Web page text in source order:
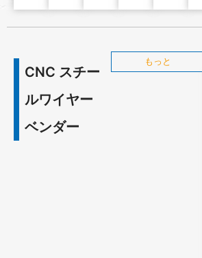
CNC スチー
ルワイヤー
ベンダー
もっと